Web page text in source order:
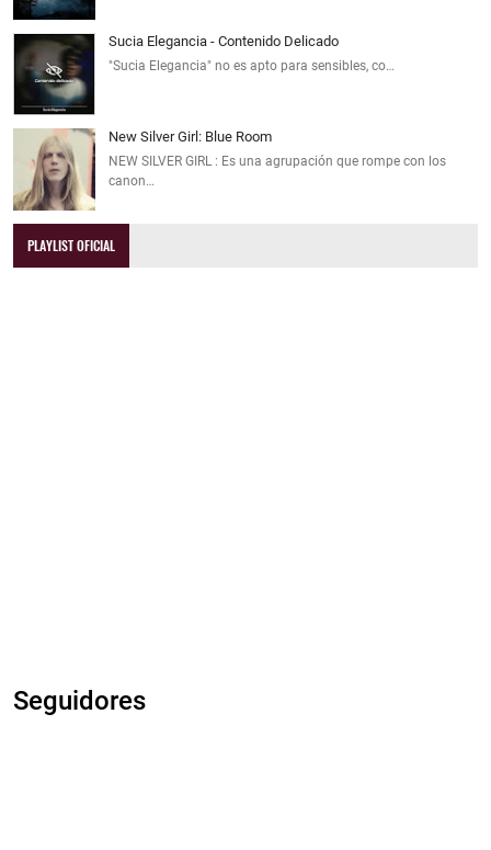
Sucia Elegancia - Contenido Delicado
"Sucia Elegancia" no es apto para sensibles, co…
New Silver Girl: Blue Room
NEW SILVER GIRL : Es una agrupación que rompe con los
canon…
PLAYLIST OFICIAL
Seguidores